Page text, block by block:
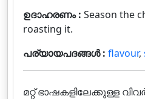
ഉദാഹരണം : Season the
roasting it.
പര്യായപദങ്ങൾ : flavour,
മറ്റ് ഭാഷകളിലേക്കുള്ള